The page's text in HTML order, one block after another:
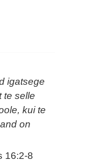
igatsege
te selle
kui te
on
16:2-8